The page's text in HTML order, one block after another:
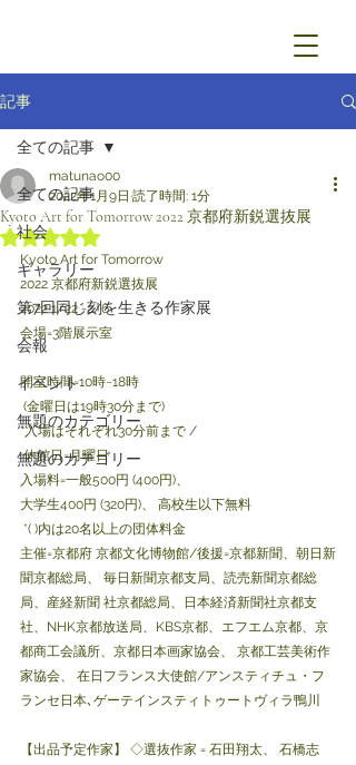
記事
全ての記事
社会
ギャラリー
第7回同じ刻を生きる作家展
会報
イベント
無題のカテゴリー
無題のカテゴリー
全ての記事
Kyoto Art for Tomorrow 2022 京都府新鋭選抜展
matunao00
2022年1月9日 読了時間: 1分
5つ星のうちNaNと評価されています。
Kyoto Art for Tomorrow
2022 京都府新鋭選抜展
2022 1/22 -2/6
会場=3階展示室
開室時間=10時~18時
(金曜日は19時30分まで)
*入場はそれぞれ30分前まで /
休館日=月曜日
入場料=一般500円 (400円)、
大学生400円 (320円)、 高校生以下無料
*( )内は20名以上の団体料金
主催=京都府 京都文化博物館/後援=京都新聞、朝日新
聞京都総局、 毎日新聞京都支局、読売新聞京都総
局、産経新聞 社京都総局、日本経済新聞社京都支
社、NHK京都放送局、KBS京都、エフエム京都、京
都商工会議所、京都日本画家協会、 京都工芸美術作
家協会、 在日フランス大使館/アンスティチュ・フ
ランセ日本､ゲーテインスティトゥートヴィラ鴨川
【出品予定作家】 ◇選抜作家 = 石田翔太、 石橋志